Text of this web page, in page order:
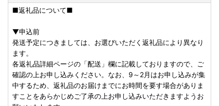
■返礼品について■
▼申込前
発送予定につきましては、お選びいただく返礼品により異なり
ます。
各返礼品詳細ページの「配送」欄に記載しておりますので、ご
確認の上お申し込みください。なお、9～2月はお申し込みが集
中するため、返礼品のお届けまでにお時間を要す場合がありま
すことをあらかじめご了承の上お申し込みいただきますようお